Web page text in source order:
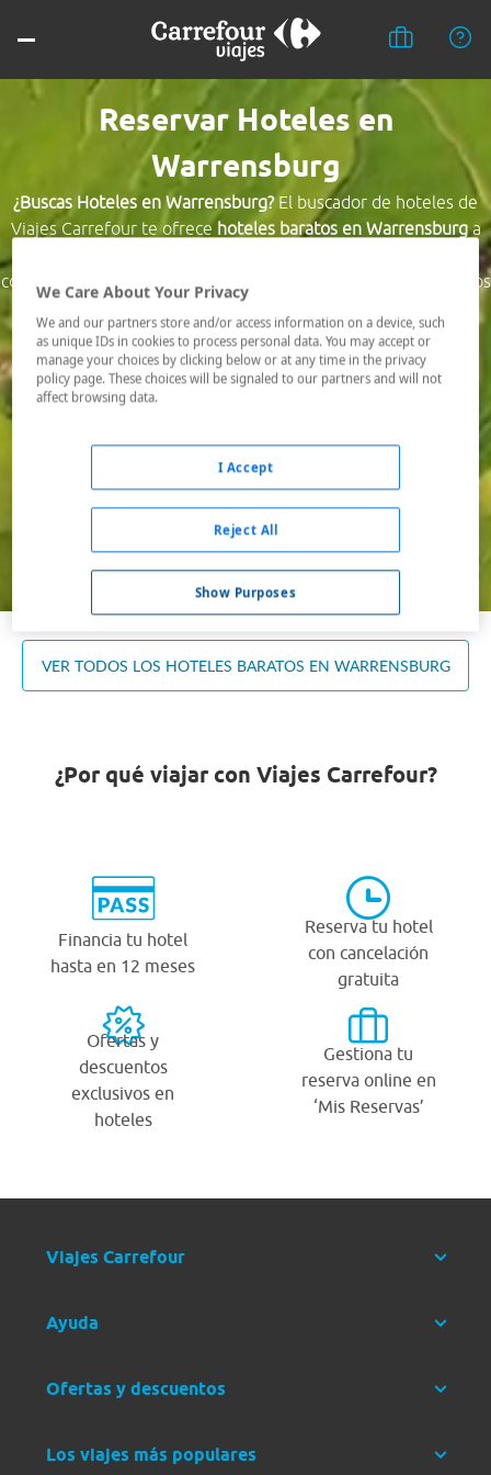
Reservar Hoteles en
Warrensburg
¿Buscas Hoteles en Warrensburg?El buscador de hoteles de
Viajes Carrefour te ofrece hoteles baratos en Warrensburga
comunicados, el hotel que busques nosotros te lo encontramos
al mejor precio.
Destino *
09/08/2026 - 10/08/2026
Ocupación *
Buscar
VER TODOS LOS HOTELES BARATOS EN WARRENSBURG
¿Por qué viajar con Viajes Carrefour?
Financia tu hotel
hasta en 12 meses
Reserva tu hotel
con cancelación
gratuita
Ofertas y
descuentos
exclusivos en
hoteles
Gestiona tu
reserva online en
‘Mis Reservas’
Viajes Carrefour
Ayuda
Ofertas y descuentos
Los viajes más populares
We Care About Your Privacy
We and our partners store and/or access information on a device, such
as unique IDs in cookies to process personal data. You may accept or
manage your choices by clicking below or at any time in the privacy
policy page. These choices will be signaled to our partners and will not
affect browsing data.
Show Purposes
Reject All
I Accept